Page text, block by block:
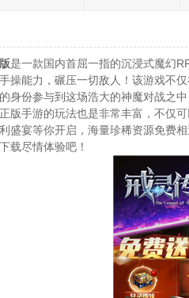
是一款国内首屈一指的沉浸式魔幻
操能力，碾压一切敌人！该游戏不
身份参与到这场浩大的神魔对战之
版手游的玩法也是非常丰富，不仅
盛宴等你开启，海量珍稀资源免费
载尽情体验吧！